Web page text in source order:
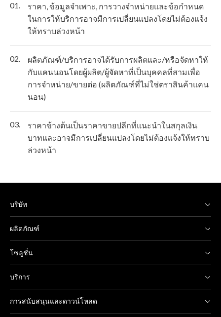
01.
ราคา, ข้อมูลจำเพาะ, การวางจำหน่ายและข้อกำหนด
ในการให้บริการอาจมีการเปลี่ยนแปลงโดยไม่ต้องแจ้ง
ให้ทราบล่วงหน้า
02.
ผลิตภัณฑ์/บริการอาจได้รับการผลิตและ/หรือจัดหาให้
กับแคนนอนโดยผู้ผลิต/ผู้จัดหาที่เป็นบุคคลที่สามเพื่อ
การจำหน่าย/ขายต่อ (ผลิตภัณฑ์ที่ไม่ใช่ตราสินค้าแคน
นอน)
03.
ราคาข้างต้นเป็นราคาขายปลีกที่แนะนำในสกุลเงิน
บาทและอาจมีการเปลี่ยนแปลงโดยไม่ต้องแจ้งให้ทราบ
ล่วงหน้า
บริษัท
ผลิตภัณฑ์
โซลูชั่น
บริการ
การสนับสนุนและดาวน์โหลด